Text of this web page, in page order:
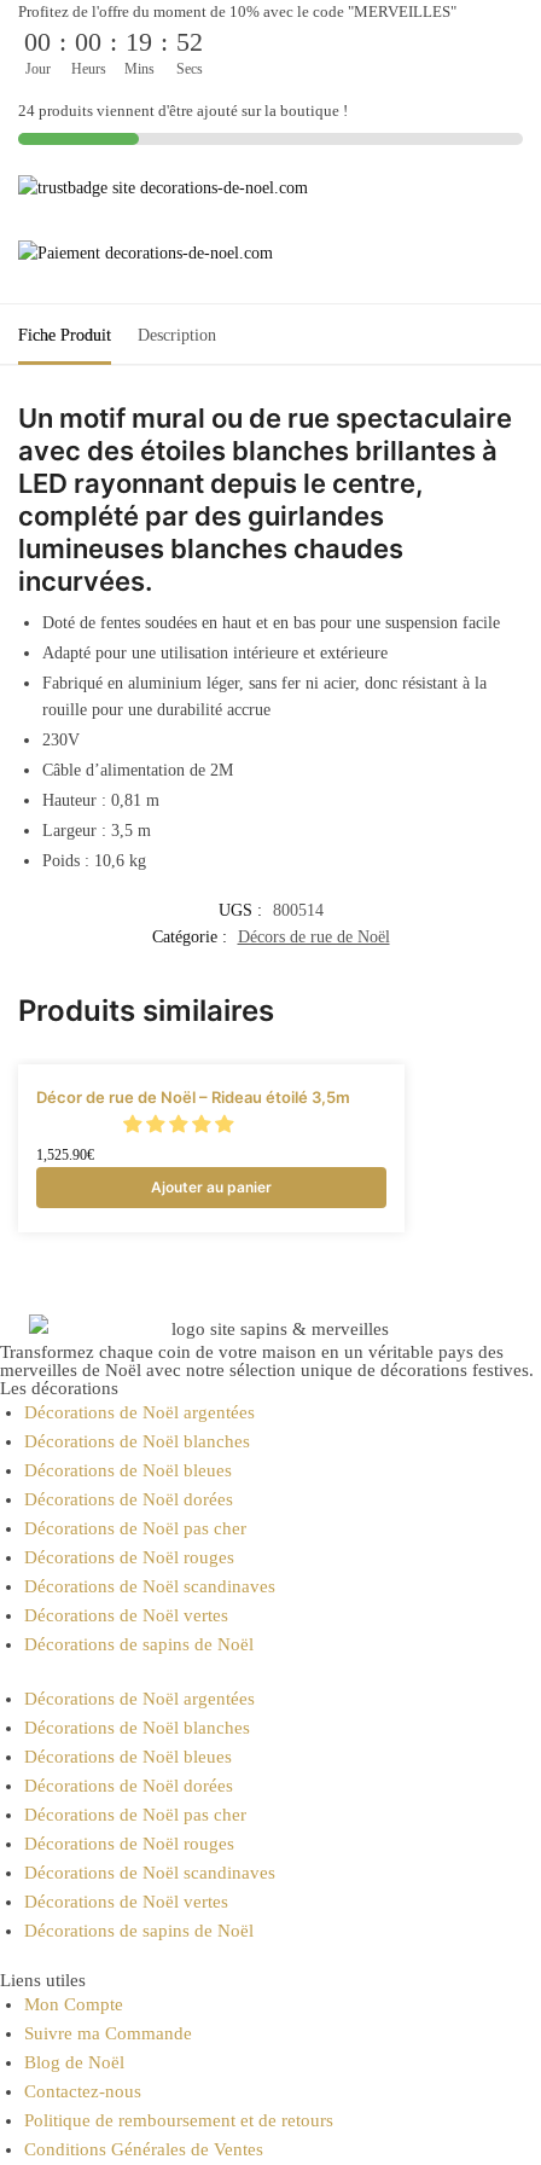
de
Noël
Ligne
étoilée
3,5m
Profitez de l'offre du moment de 10% avec le code "MERVEILLES"
00
Jour
: 00
Heurs
: 19
Mins
: 52
Secs
24 produits viennent d'être ajouté sur la boutique !
Fiche Produit Description
Un motif mural ou de rue spectaculaire
avec des étoiles blanches brillantes à
LED rayonnant depuis le centre,
complété par des guirlandes
lumineuses blanches chaudes
incurvées.
Doté de fentes soudées en haut et en bas pour une suspension facile
Adapté pour une utilisation intérieure et extérieure
Fabriqué en aluminium léger, sans fer ni acier, donc résistant à la
rouille pour une durabilité accrue
230V
Câble d’alimentation de 2M
Hauteur : 0,81 m
Largeur : 3,5 m
Poids : 10,6 kg
UGS :
800514
Catégorie :
Décors de rue de Noël
Produits similaires
Décor de rue de Noël – Rideau étoilé 3,5m
1,525.90€
Ajouter au panier
Transformez chaque coin de votre maison en un véritable pays des
merveilles de Noël avec notre sélection unique de décorations festives.
Les décorations
Décorations de Noël argentées
Décorations de Noël blanches
Décorations de Noël bleues
Décorations de Noël dorées
Décorations de Noël pas cher
Décorations de Noël rouges
Décorations de Noël scandinaves
Décorations de Noël vertes
Décorations de sapins de Noël
Décorations de Noël argentées
Décorations de Noël blanches
Décorations de Noël bleues
Décorations de Noël dorées
Décorations de Noël pas cher
Décorations de Noël rouges
Décorations de Noël scandinaves
Décorations de Noël vertes
Décorations de sapins de Noël
Liens utiles
Mon Compte
Suivre ma Commande
Blog de Noël
Contactez-nous
Politique de remboursement et de retours
Conditions Générales de Ventes